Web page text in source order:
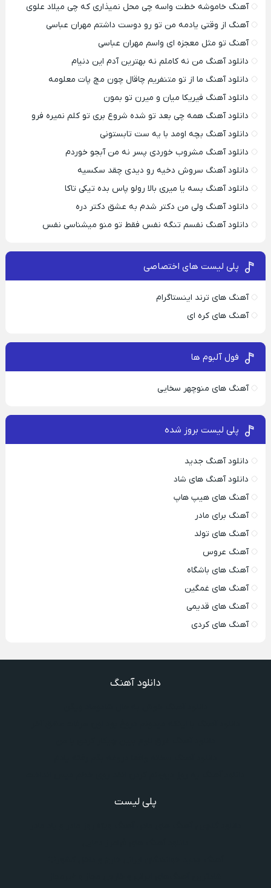
آهنگ خاموشه خطت واسه چی محل نمیذاری که چی میلاد علوی
آهنگ از وقتی یادمه من تو رو دوست داشتم مهران عباسی
آهنگ تو مثل معجزه ای واسم مهران عباسی
دانلود آهنگ من نه کاملم نه بهترین آدم این دنیام
دانلود آهنگ ما از تو متنفریم چاقال چون مچ پات معلومه
دانلود آهنگ فیریکا میان و میرن تو بمون
دانلود آهنگ همه چی بعد تو شده شروع بری تو کلم نمیره فرو
دانلود آهنگ بچه اومد با یه ست تابستونی
دانلود آهنگ مشروب خوردی پسر نه من آبجو خوردم
دانلود آهنگ سروش دخیه رو دیدی چقد سکسیه
دانلود آهنگ بسه یا میری بالا رولو پاس بده تیکی تاکا
دانلود آهنگ ولی من دکتر شدم به عشق دکتر دره
دانلود آهنگ نفسم تنگه نفس فقط تو منو میشناسی نفس
پلی لیست های اختصاصی
آهنگ های ترند اینستاگرام
آهنگ های کره ای
فول آلبوم ها
آهنگ های منوچهر سخایی
پلی لیست بروز شده
دانلود آهنگ جدید
دانلود آهنگ های شاد
آهنگ های هیپ هاپ
آهنگ برای مادر
آهنگ های تولد
آهنگ عروس
آهنگ های باشگاه
آهنگ های غمگین
آهنگ های قدیمی
آهنگ های کردی
دانلود آهنگ
پلی لیست